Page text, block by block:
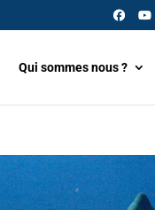
Qui sommes nous ?